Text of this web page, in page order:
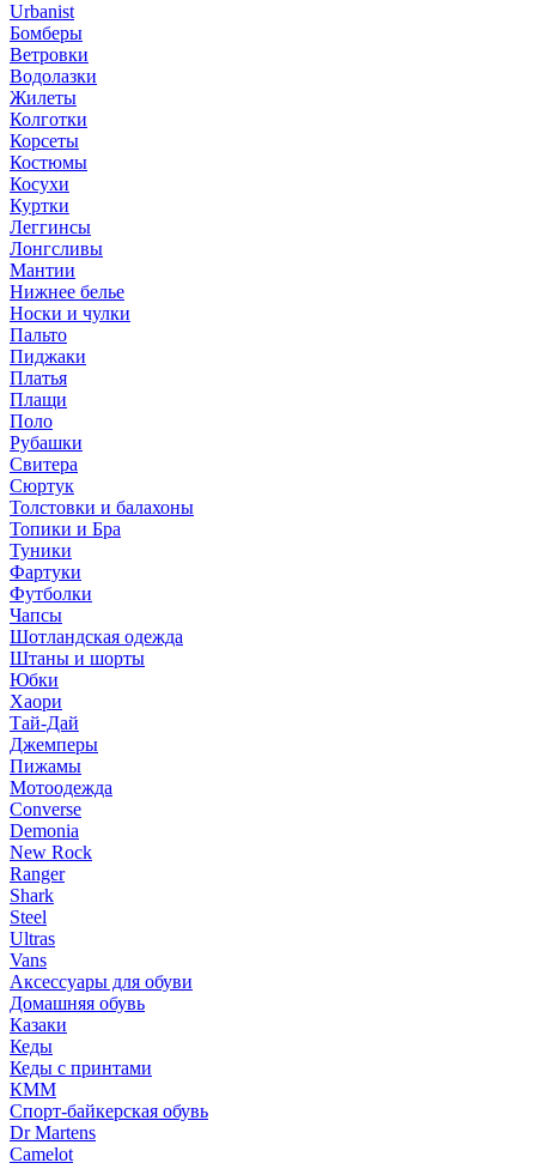
Urbanist
Бомберы
Ветровки
Водолазки
Жилеты
Колготки
Корсеты
Костюмы
Косухи
Куртки
Леггинсы
Лонгсливы
Мантии
Нижнее белье
Носки и чулки
Пальто
Пиджаки
Платья
Плащи
Поло
Рубашки
Свитера
Сюртук
Толстовки и балахоны
Топики и Бра
Туники
Фартуки
Футболки
Чапсы
Шотландская одежда
Штаны и шорты
Юбки
Хаори
Тай-Дай
Джемперы
Пижамы
Мотоодежда
Converse
Demonia
New Rock
Ranger
Shark
Steel
Ultras
Vans
Аксессуары для обуви
Домашняя обувь
Казаки
Кеды
Кеды с принтами
КММ
Спорт-байкерская обувь
Dr Martens
Camelot